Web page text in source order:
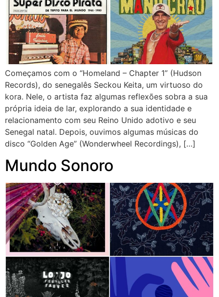
Começamos com o “Homeland – Chapter 1” (Hudson
Records), do senegalês Seckou Keita, um virtuoso do
kora. Nele, o artista faz algumas reflexões sobra a sua
própria ideia de lar, explorando a sua identidade e
relacionamento com seu Reino Unido adotivo e seu
Senegal natal. Depois, ouvimos algumas músicas do
disco “Golden Age” (Wonderwheel Recordings), […]
Mundo Sonoro